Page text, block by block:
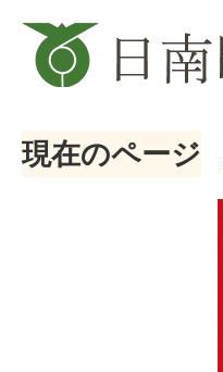
現在のページ